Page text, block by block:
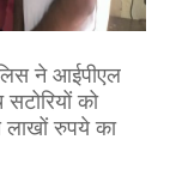
ने आईपीएल
को
लाखों रुपये का